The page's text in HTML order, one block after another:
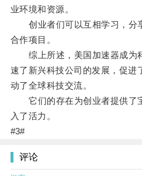
业环境和资源。
创业者们可以互相学习，分
合作项目。
综上所述，美国加速器成为
速了新兴科技公司的发展，促进
动了全球科技交流。
它们的存在为创业者提供了
入了活力。
#3#
评论